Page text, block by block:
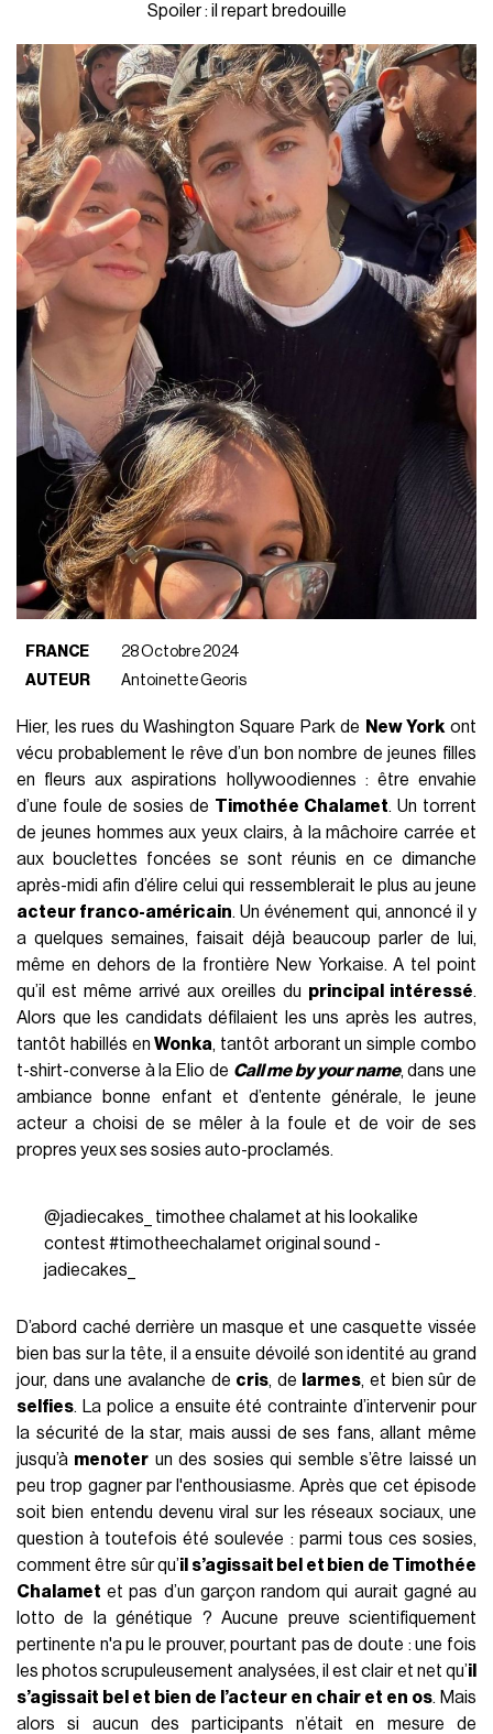
Spoiler : il repart bredouille
FRANCE
28 Octobre 2024
AUTEUR
Antoinette Georis
Hier, les rues du Washington Square Park de New York ont
vécu probablement le rêve d’un bon nombre de jeunes filles
en fleurs aux aspirations hollywoodiennes : être envahie
d’une foule de sosies de Timothée Chalamet. Un torrent
de jeunes hommes aux yeux clairs, à la mâchoire carrée et
aux bouclettes foncées se sont réunis en ce dimanche
après-midi afin d’élire celui qui ressemblerait le plus au jeune
acteur franco-américain. Un événement qui, annoncé il y
a quelques semaines, faisait déjà beaucoup parler de lui,
même en dehors de la frontière New Yorkaise. A tel point
qu’il est même arrivé aux oreilles du principal intéressé.
Alors que les candidats défilaient les uns après les autres,
tantôt habillés enWonka, tantôt arborant un simple combo
t-shirt-converse à la Elio de Call me by your name, dans une
ambiance bonne enfant et d’entente générale, le jeune
acteur a choisi de se mêler à la foule et de voir de ses
propres yeux ses sosies auto-proclamés.
@jadiecakes_
timothee chalamet at his lookalike
contest #timotheechalamet original sound -
jadiecakes_
D’abord caché derrière un masque et une casquette vissée
bien bas sur la tête, il a ensuite dévoilé son identité au grand
jour, dans une avalanche de cris, de larmes, et bien sûr de
selfies. La police a ensuite été contrainte d’intervenir pour
la sécurité de la star, mais aussi de ses fans, allant même
jusqu’à menoter un des sosies qui semble s’être laissé un
peu trop gagner par l'enthousiasme. Après que cet épisode
soit bien entendu devenu viral sur les réseaux sociaux, une
question à toutefois été soulevée : parmi tous ces sosies,
comment être sûr qu’il s’agissait bel et bien de Timothée
Chalamet et pas d’un garçon random qui aurait gagné au
lotto de la génétique ? Aucune preuve scientifiquement
pertinente n'a pu le prouver, pourtant pas de doute : une fois
les photos scrupuleusement analysées, il est clair et net qu’il
s’agissait bel et bien de l’acteur en chair et en os. Mais
alors si aucun des participants n’était en mesure de